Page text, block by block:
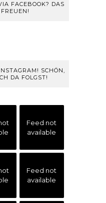
FACEBOOK? DAS
SCHÖN,
DA FOLGST!
Feed not
available
Feed not
available